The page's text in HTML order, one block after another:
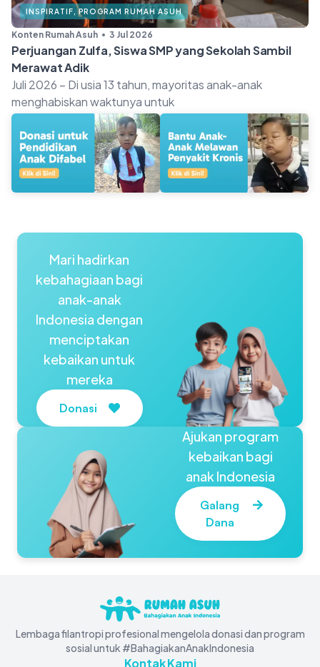
INSPIRATIF,PROGRAM RUMAH ASUH
Konten Rumah Asuh 3 Jul 2026
Perjuangan Zulfa, Siswa SMP yang Sekolah Sambil
Merawat Adik
Juli 2026 – Di usia 13 tahun, mayoritas anak-anak
menghabiskan waktunya untuk
Mari hadirkan
kebahagiaan bagi
anak-anak
Indonesia dengan
menciptakan
kebaikan untuk
mereka
Donasi
Ajukan program
kebaikan bagi
anak Indonesia
Galang
Dana
Lembaga filantropi profesional mengelola donasi dan program
sosial untuk #BahagiakanAnakIndonesia
Kontak Kami